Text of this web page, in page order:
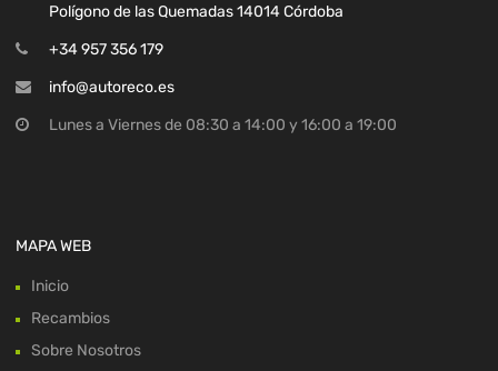
Polígono de las Quemadas 14014 Córdoba
+34 957 356 179
info@autoreco.es
Lunes a Viernes de 08:30 a 14:00 y 16:00 a 19:00
MAPA WEB
Inicio
Recambios
Sobre Nosotros